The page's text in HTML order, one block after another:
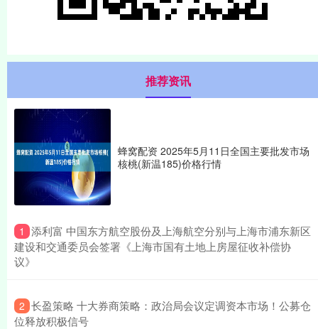
推荐资讯
蜂窝配资 2025年5月11日全国主要批发市场
核桃(新温185)价格行情
1 ​添利富 中国东方航空股份及上海航空分别与上海市浦东新区
建设和交通委员会签署《上海市国有土地上房屋征收补偿协
议》
2 ​长盈策略 十大券商策略：政治局会议定调资本市场！公募仓
位释放积极信号